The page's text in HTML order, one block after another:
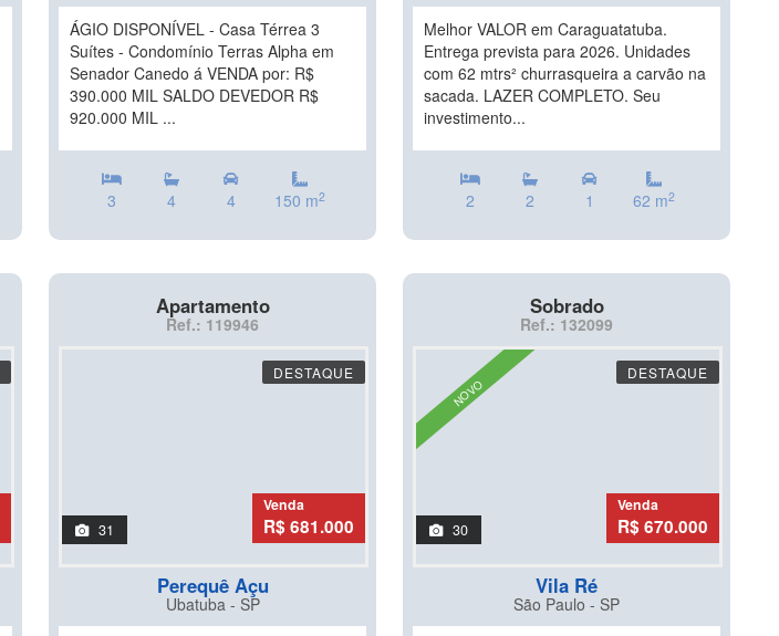
ÁGIO DISPONÍVEL - Casa Térrea 3
Suítes - Condomínio Terras Alpha em
Senador Canedo á VENDA por: R$
390.000 MIL SALDO DEVEDOR R$
920.000 MIL ...
3 4 4 150 m2
Melhor VALOR em Caraguatatuba.
Entrega prevista para 2026. Unidades
com 62 mtrs² churrasqueira a carvão na
sacada. LAZER COMPLETO. Seu
investimento...
2 2 1 62 m2
Apartamento
Ref.: 119946
DESTAQUE
31
Venda
R$ 681.000
Perequê Açu
Ubatuba - SP
Sobrado
Ref.: 132099
NOVO
DESTAQUE
30
Venda
R$ 670.000
Vila Ré
São Paulo - SP